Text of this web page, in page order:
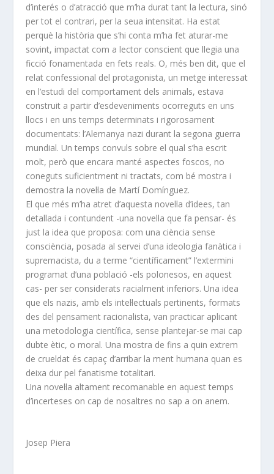
d’interés o d’atracció que m’ha durat tant la lectura, sinó
per tot el contrari, per la seua intensitat. Ha estat
perquè la història que s’hi conta m’ha fet aturar-me
sovint, impactat com a lector conscient que llegia una
ficció fonamentada en fets reals. O, més ben dit, que el
relat confessional del protagonista, un metge interessat
en l’estudi del comportament dels animals, estava
construit a partir d’esdeveniments ocorreguts en uns
llocs i en uns temps determinats i rigorosament
documentats: l’Alemanya nazi durant la segona guerra
mundial. Un temps convuls sobre el qual s’ha escrit
molt, però que encara manté aspectes foscos, no
coneguts suficientment ni tractats, com bé mostra i
demostra la novel·la de Martí Domínguez.
El que més m’ha atret d’aquesta novel·la d’idees, tan
detallada i contundent -una novel·la que fa pensar- és
just la idea que proposa: com una ciència sense
consciència, posada al servei d’una ideologia fanàtica i
supremacista, du a terme “científicament” l’extermini
programat d’una població -els polonesos, en aquest
cas- per ser considerats racialment inferiors. Una idea
que els nazis, amb els intel·lectuals pertinents, formats
des del pensament racionalista, van practicar aplicant
una metodologia científica, sense plantejar-se mai cap
dubte ètic, o moral. Una mostra de fins a quin extrem
de crueldat és capaç d’arribar la ment humana quan es
deixa dur pel fanatisme totalitari.
Una novel·la altament recomanable en aquest temps
d’incerteses on cap de nosaltres no sap a on anem.
Josep Piera